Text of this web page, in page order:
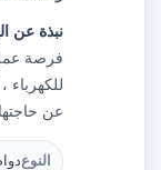
نبذة عن
فرصة
للكهرباء
عن
النوع